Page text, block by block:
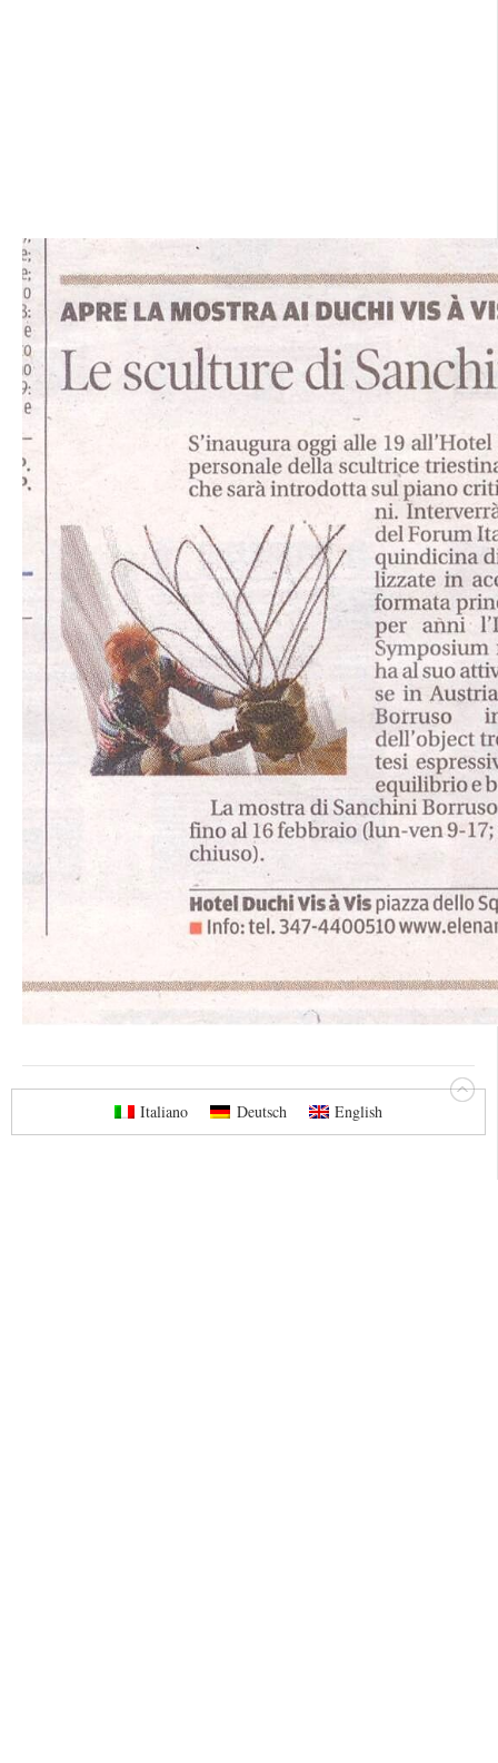
Italiano Deutsch English